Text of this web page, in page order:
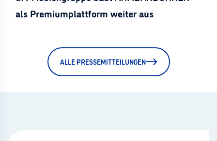
als Premiumplattform weiter aus
ALLE PRESSEMITTEILUNGEN